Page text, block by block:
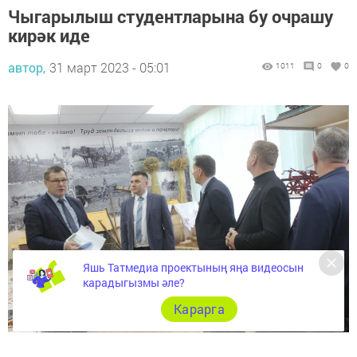
Чыгарылыш студентларына бу очрашу
кирәк иде
автор, 31 март 2023 - 05:01 1011 0 0
Яшь Татмедиа проектының яңа видеосын
карадыгызмы әле?
Карарга